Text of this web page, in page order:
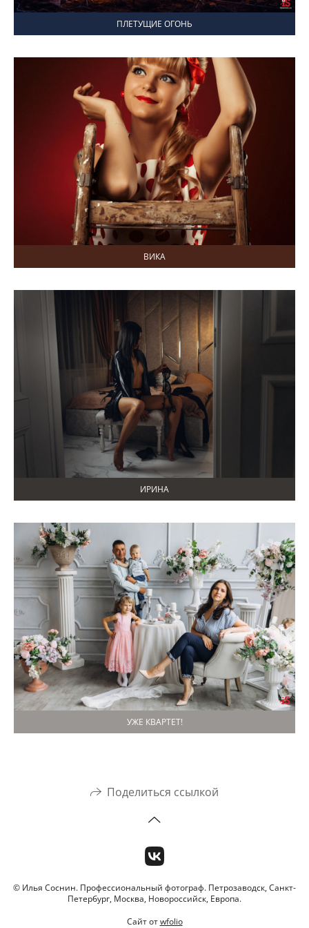
ПЛЕТУЩИЕ ОГОНЬ
ВИКА
ИРИНА
УЖЕ КВАРТЕТ!
Поделиться ссылкой
© Илья Соснин. Профессиональный фотограф. Петрозаводск, Санкт-
Петербург, Москва, Новороссийск, Европа.
Сайт отwfolio